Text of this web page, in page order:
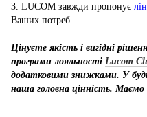
3. LUCOM завжди пропонує
Ваших потреб.
Цінуєте якість і вигідні
програми лояльності Lucom
додатковими знижками. У
наша головна цінність. Маємо